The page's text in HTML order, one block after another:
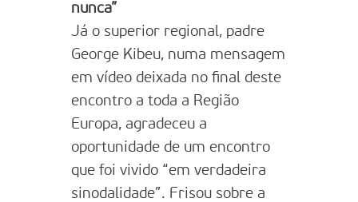
nunca”
Já o superior regional, padre
George Kibeu, numa mensagem
em vídeo deixada no final deste
encontro a toda a Região
Europa, agradeceu a
oportunidade de um encontro
que foi vivido “em verdadeira
sinodalidade”. Frisou sobre a